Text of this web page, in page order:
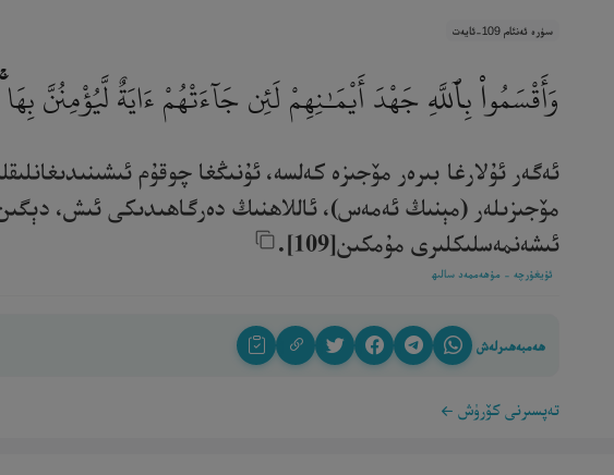
سۈرە ئەنئام 109-ئايەت
وَأَقْسَمُوا۟ بِٱللَّهِ جَهْدَ أَيْمَـٰنِهِمْ لَئِن جَآءَتْهُمْ ءَايَةٌ
ئەگەر ئۇلارغا بىرەر مۆجىزە كەلسە، ئۇنىڭغا چوقۇم
مۆجىزىلەر (مېنىڭ ئەمەس)، ئاللاھنىڭ دەرگاھىدىكى ئىش، دېگىن.
ئىشەنمەسلىكلىرى مۇمكىن[109].‎
ئۇيغۇرچە - مۇھەممەد سالىھ
ھەمبەھىرلەش
تەپسىرنى كۆرۈش